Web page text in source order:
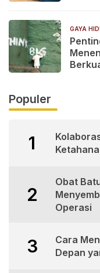
GAYA
Populer
1
2
Obat
Operasi
3
Cara
Depan